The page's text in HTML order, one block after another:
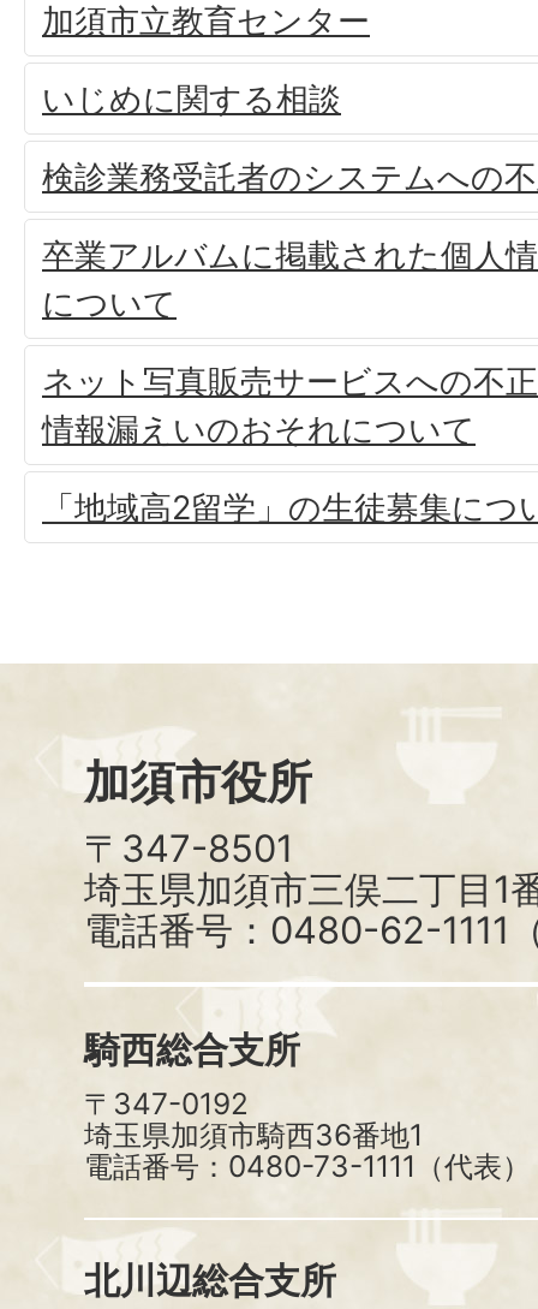
加須市立教育センター
いじめに関する相談
検診業務受託者のシステムへの
卒業アルバムに掲載された個人
について
ネット写真販売サービスへの不
情報漏えいのおそれについて
「地域高2留学」の生徒募集につ
加須市役所
〒347-8501
埼玉県加須市三俣二丁目1
電話番号：0480-62-1111
騎西総合支所
〒347-0192
埼玉県加須市騎西36番地1
電話番号：0480-73-1111（代表）
北川辺総合支所